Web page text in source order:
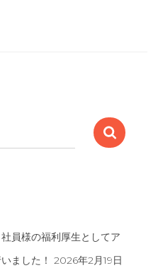
員様の福利厚生としてア
ました！ 2026年2月19日